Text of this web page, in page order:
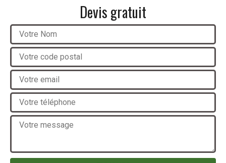
Devis gratuit